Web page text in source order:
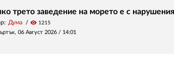
трето заведение на морето е с нарушения
Дума visibility 1215
06 Август 2026 / 14:01